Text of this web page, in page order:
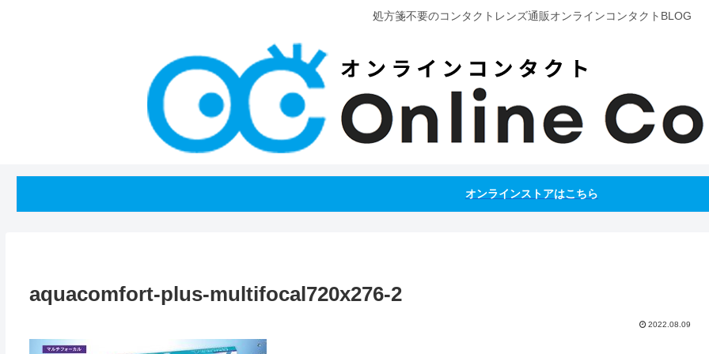
処方箋不要のコンタクトレンズ通販オンラインコンタクトBLOG
オンラインストアはこちら
aquacomfort-plus-multifocal720x276-2
2022.08.09